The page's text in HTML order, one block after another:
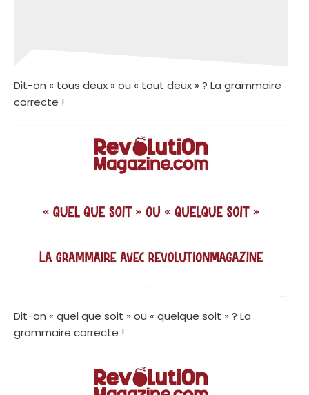
Dit-on « tous deux » ou « tout deux » ? La grammaire
correcte !
Dit-on « quel que soit » ou « quelque soit » ? La
grammaire correcte !